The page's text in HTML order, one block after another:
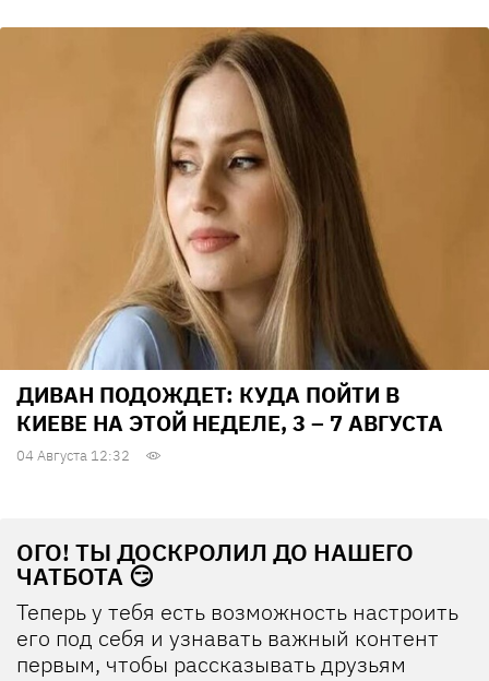
ДИВАН ПОДОЖДЕТ: КУДА ПОЙТИ В
КИЕВЕ НА ЭТОЙ НЕДЕЛЕ, 3 – 7 АВГУСТА
04 Августа 12:32
ОГО! ТЫ ДОСКРОЛИЛ ДО НАШЕГО
ЧАТБОТА 😏
Теперь у тебя есть возможность настроить
его под себя и узнавать важный контент
первым, чтобы рассказывать друзьям